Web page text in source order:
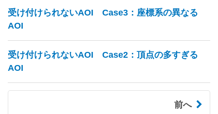
受け付けられないAOI Case3：座標系の異なる
AOI
受け付けられないAOI Case2：頂点の多すぎる
AOI
前へ